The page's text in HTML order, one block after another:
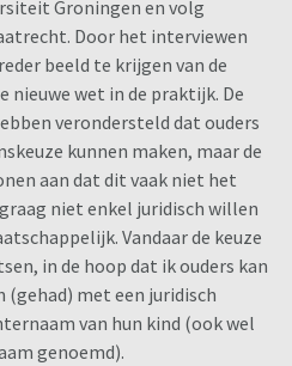
Groningen en volg
Door het interviewen
beeld te krijgen van de
nieuwe wet in de praktijk. De
verondersteld dat ouders
kunnen maken, maar de
aan dat dit vaak niet het
niet enkel juridisch willen
Vandaar de keuze
in de hoop dat ik ouders kan
(gehad) met een juridisch
van hun kind (ook wel
genoemd).